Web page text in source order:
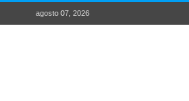
agosto 07, 2026